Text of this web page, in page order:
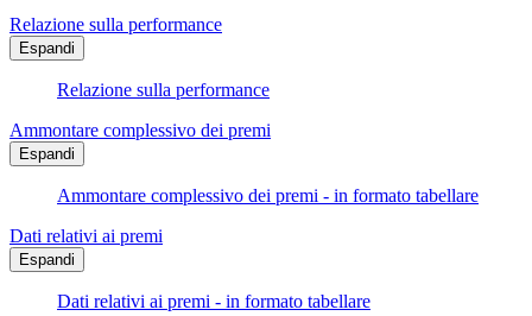
Relazione sulla performance
Espandi
Relazione sulla performance
Ammontare complessivo dei premi
Espandi
Ammontare complessivo dei premi - in formato tabellare
Dati relativi ai premi
Espandi
Dati relativi ai premi - in formato tabellare